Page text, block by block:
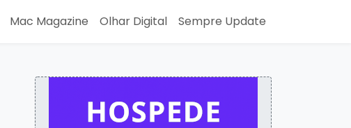
Mac Magazine Olhar Digital Sempre Update